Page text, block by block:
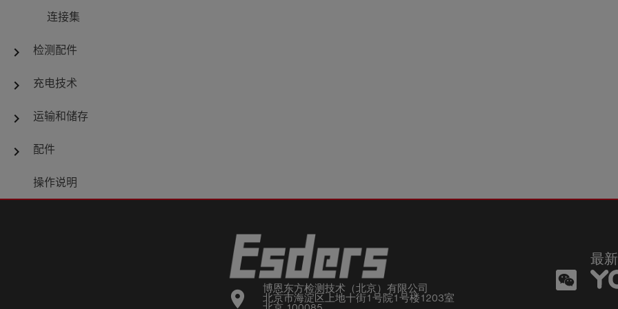
连接集
chevron_right 检测配件
chevron_right 充电技术
chevron_right 运输和储存
chevron_right 配件
操作说明
location_on
博恩东方检测技术（北京）有限公司
北京市海淀区上地十街1号院1号楼1203室
最